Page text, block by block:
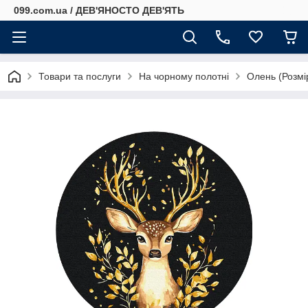
099.com.ua / ДЕВ'ЯНОСТО ДЕВ'ЯТЬ
Товари та послуги На чорному полотні Олень